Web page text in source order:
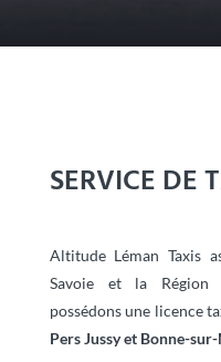
SERVICE DE
Altitude Léman Taxis
Savoie et la Région
possédons une licence
Pers Jussy et Bonne-